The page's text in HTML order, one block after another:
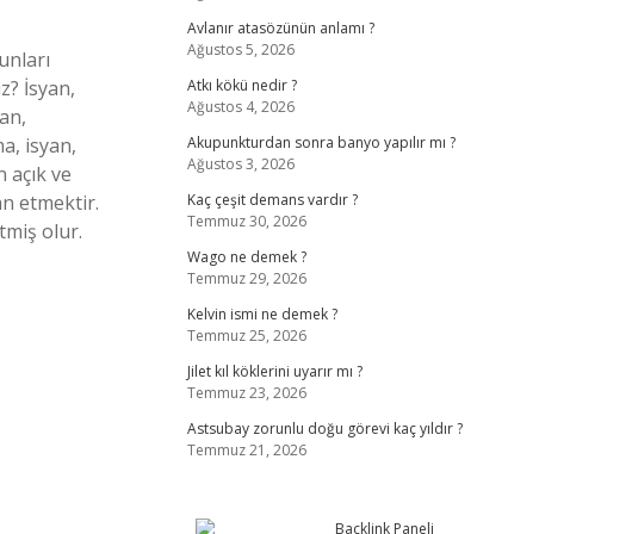
İsyan,
isyan,
ve
etmektir.
olur.
Avlanır atasözünün anlamı ?
Ağustos 5, 2026
Atkı kökü nedir ?
Ağustos 4, 2026
Akupunkturdan sonra banyo yapılır mı ?
Ağustos 3, 2026
Kaç çeşit demans vardır ?
Temmuz 30, 2026
Wago ne demek ?
Temmuz 29, 2026
Kelvin ismi ne demek ?
Temmuz 25, 2026
Jilet kıl köklerini uyarır mı ?
Temmuz 23, 2026
Astsubay zorunlu doğu görevi kaç yıldır ?
Temmuz 21, 2026